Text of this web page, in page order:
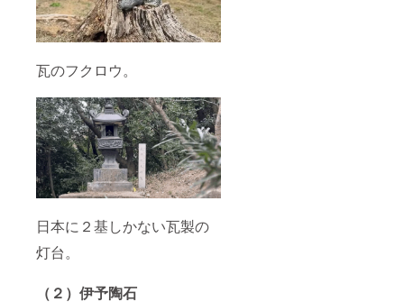
瓦のフクロウ。
日本に２基しかない瓦製の
灯台。
（２）伊予陶石